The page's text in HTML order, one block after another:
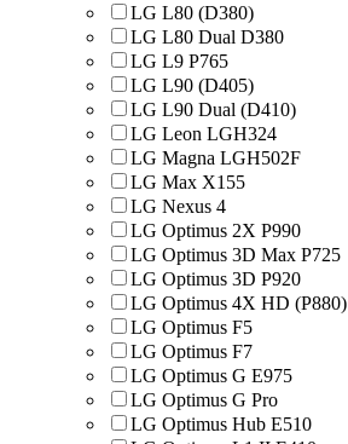
LG L80 (D380)
LG L80 Dual D380
LG L9 P765
LG L90 (D405)
LG L90 Dual (D410)
LG Leon LGH324
LG Magna LGH502F
LG Max X155
LG Nexus 4
LG Optimus 2X P990
LG Optimus 3D Max P725
LG Optimus 3D P920
LG Optimus 4X HD (P880)
LG Optimus F5
LG Optimus F7
LG Optimus G E975
LG Optimus G Pro
LG Optimus Hub E510